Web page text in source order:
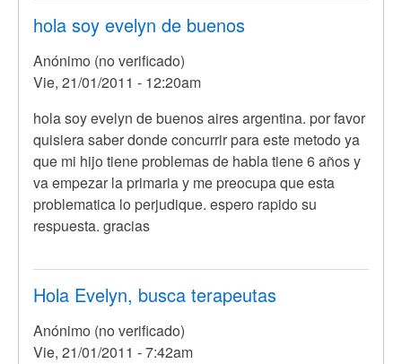
años
por
Anónimo
verificado)
hola soy evelyn de buenos
Anónimo (no verificado)
Vie, 21/01/2011 - 12:20am
hola soy evelyn de buenos aires argentina. por favor
quisiera saber donde concurrir para este metodo ya
que mi hijo tiene problemas de habla tiene 6 años y
va empezar la primaria y me preocupa que esta
problematica lo perjudique. espero rapido su
respuesta. gracias
Hola Evelyn, busca terapeutas
Anónimo (no verificado)
Vie, 21/01/2011 - 7:42am